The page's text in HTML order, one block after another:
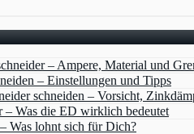
– Ampere, Material und
– Einstellungen und Tipps
schneiden – Vorsicht,
– Was die ED wirklich bedeutet
Was lohnt sich für Dich?